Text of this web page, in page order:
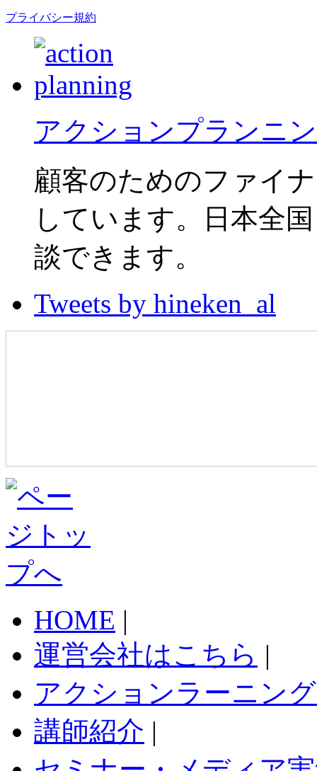
プライバシー規約
アクションプランニ
顧客のためのファイ
しています。日本全
談できます。
Tweets by hineken_al
HOME |
運営会社はこちら |
アクションラーニン
講師紹介 |